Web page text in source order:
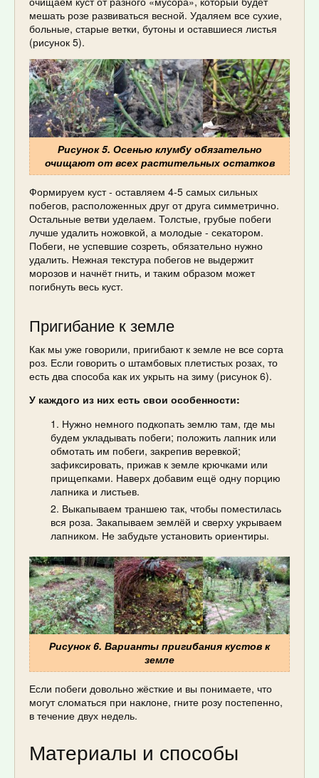
мешать розе развиваться весной. Удаляем все сухие,
больные, старые ветки, бутоны и оставшиеся листья
(рисунок 5).
Рисунок 5. Осенью клумбу обязательно
очищают от всех растительных остатков
Формируем куст - оставляем 4-5 самых сильных
побегов, расположенных друг от друга симметрично.
Остальные ветви уделаем. Толстые, грубые побеги
лучше удалить ножовкой, а молодые - секатором.
Побеги, не успевшие созреть, обязательно нужно
удалить. Нежная текстура побегов не выдержит
морозов и начнёт гнить, и таким образом может
погибнуть весь куст.
Пригибание к земле
Как мы уже говорили, пригибают к земле не все сорта
роз. Если говорить о штамбовых плетистых розах, то
есть два способа как их укрыть на зиму (рисунок 6).
У каждого из них есть свои особенности:
Нужно немного подкопать землю там, где мы
будем укладывать побеги; положить лапник или
обмотать им побеги, закрепив веревкой;
зафиксировать, прижав к земле крючками или
прищепками. Наверх добавим ещё одну порцию
лапника и листьев.
Выкапываем траншею так, чтобы поместилась
вся роза. Закапываем землёй и сверху укрываем
лапником. Не забудьте установить ориентиры.
Рисунок 6. Варианты пригибания кустов к
земле
Если побеги довольно жёсткие и вы понимаете, что
могут сломаться при наклоне, гните розу постепенно,
в течение двух недель.
Материалы и способы